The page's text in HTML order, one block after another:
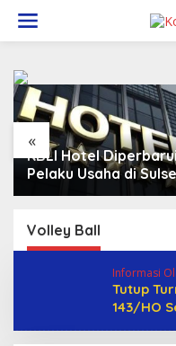
w
«
KBLI Hotel
Pelaku Usaha di
Diminta Segera
Volley Ball
Informasi
Tutup
143/HO